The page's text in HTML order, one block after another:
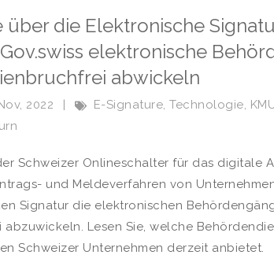
über die Elektronische
elektronische
abwickeln
2022 | E-Signature, Technologie,
Schweizer Onlineschalter für das digitale
und Meldeverfahren von
Signatur die elektronischen
abzuwickeln. Lesen Sie, welche
Schweizer Unternehmen derzeit anbietet.